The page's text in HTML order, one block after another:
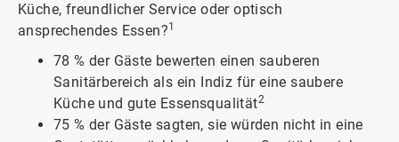
Küche, freundlicher Service oder optisch
ansprechendes Essen?1
78 % der Gäste bewerten einen sauberen
Sanitärbereich als ein Indiz für eine saubere
Küche und gute Essensqualität2
75 % der Gäste sagten, sie würden nicht in eine